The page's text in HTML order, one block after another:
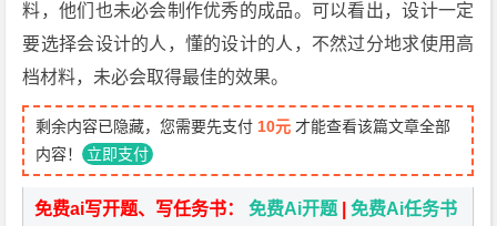
料，他们也未必会制作优秀的成品。可以看出，设计一定
要选择会设计的人，懂的设计的人，不然过分地求使用高
档材料，未必会取得最佳的效果。
剩余内容已隐藏，您需要先支付 10元 才能查看该篇文章全部
内容！ 立即支付
免费ai写开题、写任务书：免费Ai开题 |免费Ai任务书